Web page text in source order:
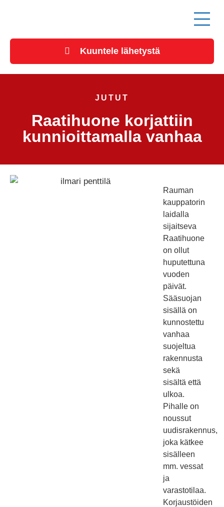
Kuuntele lähetystä
JUTUT
Raatihuone korjattiin
kunnioittamalla vanhaa
Rauman
kauppatorin
laidalla
sijaitseva
Raatihuone
on ollut
huputettuna
vuoden
päivät.
Sääsuojan
sisällä on
kunnostettu
vanhaa
suojeltua
rakennusta
sekä
sisältä että
ulkoa.
Pihalle on
noussut
uudisrakennus,
joka kätkee
sisälleen
mm. vessat
ja
varastotilaa.
Korjaustöiden